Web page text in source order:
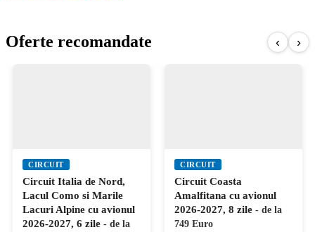
Oferte recomandate ‹ ›
CIRCUIT
Circuit Italia de Nord,
Lacul Como si Marile
Lacuri Alpine cu avionul
2026-2027, 6 zile - de la
CIRCUIT
Circuit Coasta
Amalfitana cu avionul
2026-2027, 8 zile - de la
749 Euro